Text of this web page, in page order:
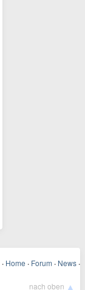
· Home · Forum · News ·
nach oben ▲